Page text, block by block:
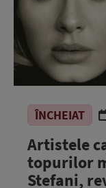
ÎNCHEIAT
Artistele
topurilor
Stefani,